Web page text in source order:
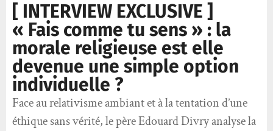
[ INTERVIEW EXCLUSIVE ]
« Fais comme tu sens » : la
morale religieuse est elle
devenue une simple option
individuelle ?
Face au relativisme ambiant et à la tentation d’une
éthique sans vérité, le père Edouard Divry analyse la